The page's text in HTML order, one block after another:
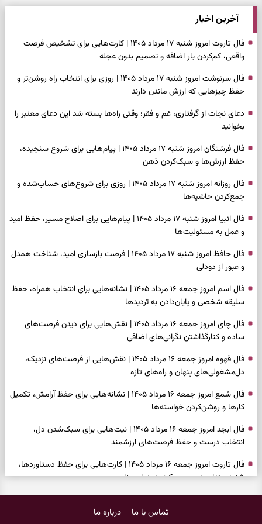
آخرین اخبار
فال تاروت امروز شنبه ۱۷ مرداد ۱۴۰۵ | کارت‌هایی برای تشخیص فرصت
واقعی، کم‌کردن بار اضافه و تصمیم بدون عجله
فال سرنوشت امروز شنبه ۱۷ مرداد ۱۴۰۵ | روزی برای انتخاب راه روشن‌تر و
حفظ چیزهایی که ارزش ماندن دارند
دعای نجات از گرفتاری، غم و فقر؛ وقتی راه‌ها بسته شد این دعای معتبر را
بخوانید
فال فرشتگان امروز شنبه ۱۷ مرداد ۱۴۰۵ | پیام‌هایی برای شروع سنجیده،
حفظ ارزش‌ها و سبک‌کردن ذهن
فال روزانه امروز شنبه ۱۷ مرداد ۱۴۰۵ | روزی برای شروع‌های حساب‌شده و
جمع‌کردن حاشیه‌ها
فال انبیا امروز شنبه ۱۷ مرداد ۱۴۰۵ | پیام‌هایی برای اصلاح مسیر، حفظ امید
و عمل به مسئولیت‌ها
فال حافظ امروز شنبه ۱۷ مرداد ۱۴۰۵ | فرصت بازسازی امید، شناخت همدل
و عبور از دودلی
فال اسم امروز جمعه ۱۶ مرداد ۱۴۰۵ | نشانه‌هایی برای انتخاب همراه، حفظ
سلیقه شخصی و پایان‌دادن به تردیدها
فال چای امروز جمعه ۱۶ مرداد ۱۴۰۵ | نقش‌هایی برای دیدن فرصت‌های
ساده و کنارگذاشتن نگرانی‌های اضافی
فال قهوه امروز جمعه ۱۶ مرداد ۱۴۰۵ | نقش‌هایی از فرصت‌های نزدیک،
دل‌مشغولی‌های پنهان و راه‌های تازه
فال شمع امروز جمعه ۱۶ مرداد ۱۴۰۵ | نشانه‌هایی برای حفظ آرامش، تکمیل
کارها و روشن‌کردن خواسته‌ها
فال ابجد امروز جمعه ۱۶ مرداد ۱۴۰۵ | نیت‌هایی برای سبک‌شدن دل،
انتخاب درست و حفظ فرصت‌های ارزشمند
فال تاروت امروز جمعه ۱۶ مرداد ۱۴۰۵ | کارت‌هایی برای حفظ دستاوردها،
شنیدن ندای درون و حرکت در زمان مناسب
دیدن ارزش مسیرهای آرامتماس با ما درباره ما